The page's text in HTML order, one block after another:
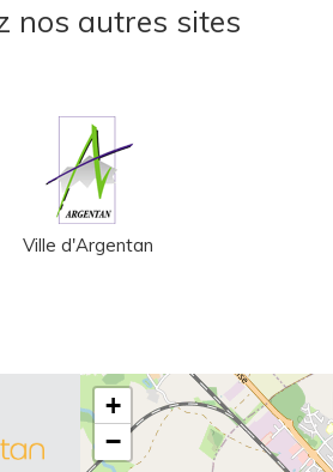
nos autres sites
Ville d'Argentan
+
−